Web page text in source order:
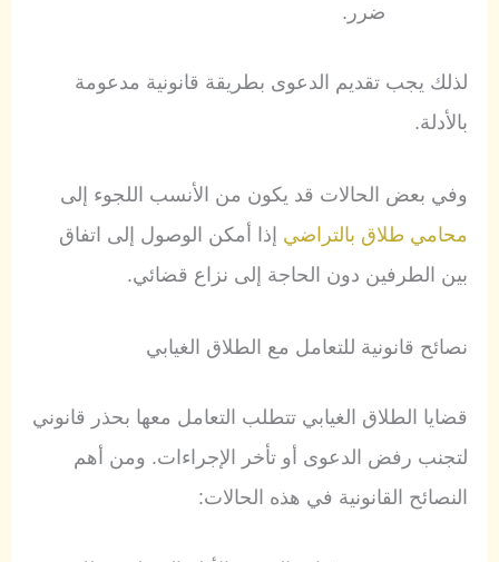
ضرر.
لذلك يجب تقديم الدعوى بطريقة قانونية مدعومة
بالأدلة.
وفي بعض الحالات قد يكون من الأنسب اللجوء إلى
محامي طلاق بالتراضي إذا أمكن الوصول إلى اتفاق
بين الطرفين دون الحاجة إلى نزاع قضائي.
نصائح قانونية للتعامل مع الطلاق الغيابي
قضايا الطلاق الغيابي تتطلب التعامل معها بحذر قانوني
لتجنب رفض الدعوى أو تأخر الإجراءات. ومن أهم
النصائح القانونية في هذه الحالات: